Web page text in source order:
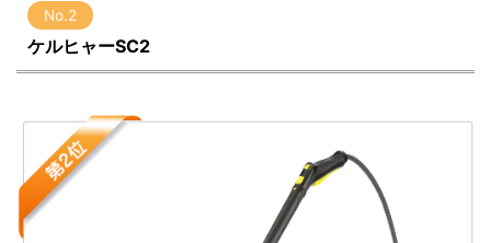
No.2
ケルヒャーSC2